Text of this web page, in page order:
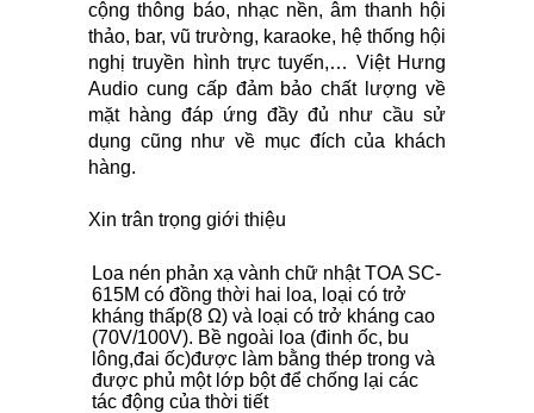
cộng thông báo, nhạc nền, âm thanh hội
thảo, bar, vũ trường, karaoke, hệ thống hội
nghị truyền hình trực tuyến,… Việt Hưng
Audio cung cấp đảm bảo chất lượng về
mặt hàng đáp ứng đầy đủ như cầu sử
dụng cũng như về mục đích của khách
hàng.
Xin trân trọng giới thiệu
Loa nén phản xạ vành chữ nhật TOA SC-
615M có đồng thời hai loa, loại có trở
kháng thấp(8 Ω) và loại có trở kháng cao
(70V/100V). Bề ngoài loa (đinh ốc, bu
lông,đai ốc)được làm bằng thép trong và
được phủ một lớp bột để chống lại các
tác động của thời tiết